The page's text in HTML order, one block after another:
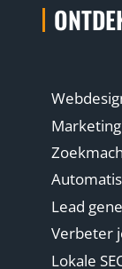
Marketing
Lead
Verbeter
Lokale